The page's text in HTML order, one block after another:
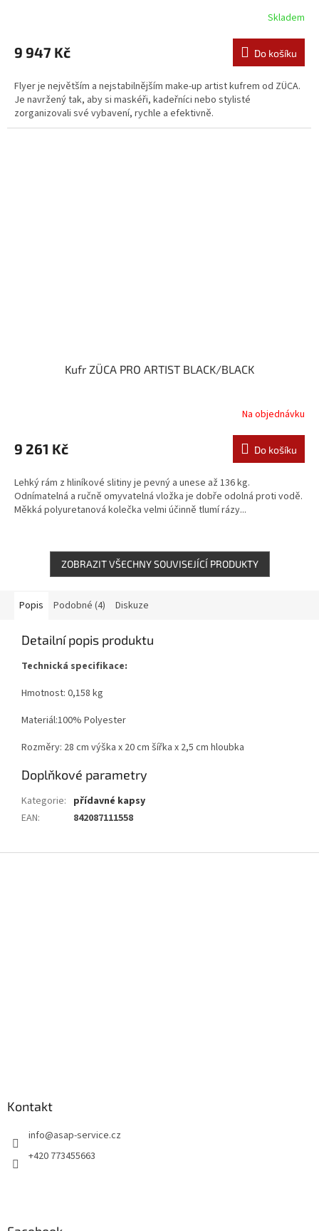
Skladem
9 947 Kč Do košíku
Flyer je největším a nejstabilnějším make-up artist kufrem od ZÜCA.
Je navržený tak, aby si maskéři, kadeřníci nebo stylisté
zorganizovali své vybavení, rychle a efektivně.
Kufr ZÜCA PRO ARTIST BLACK/BLACK
Na objednávku
9 261 Kč Do košíku
Lehký rám z hliníkové slitiny je pevný a unese až 136 kg.
Odnímatelná a ručně omyvatelná vložka je dobře odolná proti vodě.
Měkká polyuretanová kolečka velmi účinně tlumí rázy...
ZOBRAZIT VŠECHNY SOUVISEJÍCÍ PRODUKTY
Popis Podobné (4) Diskuze
Detailní popis produktu
Technická specifikace:
Hmotnost: 0,158 kg
Materiál:100% Polyester
Rozměry: 28 cm výška x 20 cm šířka x 2,5 cm hloubka
Doplňkové parametry
Kategorie: přídavné kapsy
EAN: 842087111558
Kontakt
info@asap-service.cz
+420 773455663